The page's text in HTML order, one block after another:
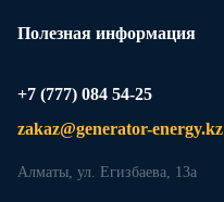
Полезная информация
+7 (777) 084 54-25
zakaz@generator-energy.kz
Алматы, ул. Егизбаева, 13а